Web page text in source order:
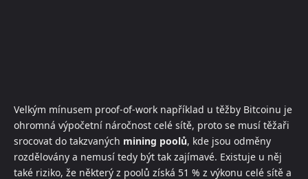
Velkým mínusem proof-of-work například u těžby Bitcoinu je
ohromná výpočetní náročnost celé sítě, proto se musí těžaři
srocovat do takzvaných mining poolů, kde jsou odměny
rozdělovány a nemusí tedy být tak zajímavé. Existuje u něj
také riziko, že některý z poolů získá 51 % z výkonu celé sítě a